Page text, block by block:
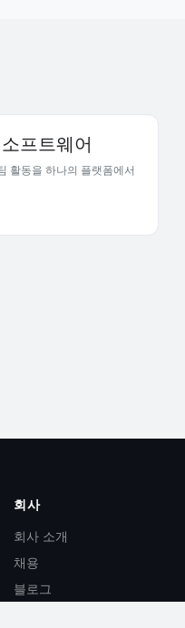
프트웨어
활동을 하나의 플랫폼에서
회사
회사 소개
채용
블로그